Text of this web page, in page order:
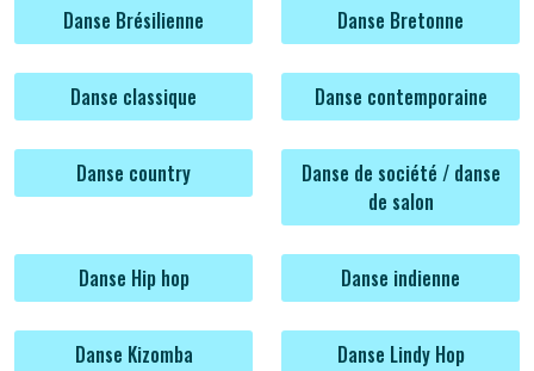
Danse Brésilienne Danse Bretonne
Danse classique Danse contemporaine
Danse country
Danse de société / danse
de salon
Danse Hip hop Danse indienne
Danse Kizomba Danse Lindy Hop